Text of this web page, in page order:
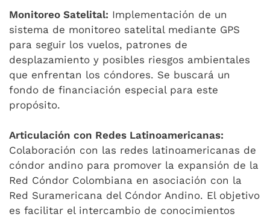
Monitoreo Satelital: Implementación de un
sistema de monitoreo satelital mediante GPS
para seguir los vuelos, patrones de
desplazamiento y posibles riesgos ambientales
que enfrentan los cóndores. Se buscará un
fondo de financiación especial para este
propósito.
Articulación con Redes Latinoamericanas:
Colaboración con las redes latinoamericanas de
cóndor andino para promover la expansión de la
Red Cóndor Colombiana en asociación con la
Red Suramericana del Cóndor Andino. El objetivo
es facilitar el intercambio de conocimientos